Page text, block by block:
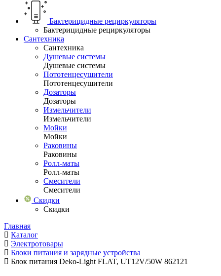
Бактерицидные рециркуляторы
Бактерицидные рециркуляторы
Сантехника
Сантехника
Душевые системы
Душевые системы
Пототенцесушители
Пототенцесушители
Дозаторы
Дозаторы
Измельчители
Измельчители
Мойки
Мойки
Раковины
Раковины
Ролл-маты
Ролл-маты
Смесители
Смесители
Скидки
Скидки
Главная
Каталог
Электротовары
Блоки питания и зарядные устройства
Блок питания Deko-Light FLAT, UT12V/50W 862121